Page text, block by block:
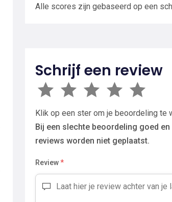
Alle scores zijn gebaseerd op een
Schrijf een review
Klik op een ster om je beoordeling te
Bij een slechte beoordeling goed
reviews worden niet geplaatst.
Review*